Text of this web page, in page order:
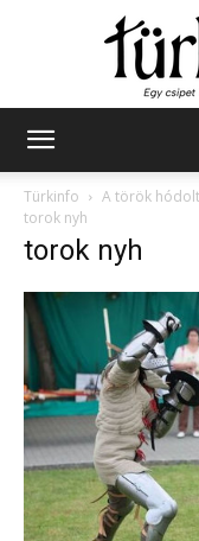
Türkinfo
A török
torok nyh
torok nyh